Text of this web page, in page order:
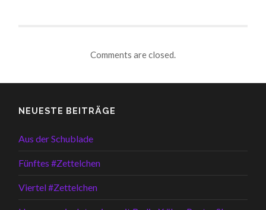
Comments are closed.
NEUESTE BEITRÄGE
Aus der Schublade
Fünftes #Zettelchen
Viertel #Zettelchen